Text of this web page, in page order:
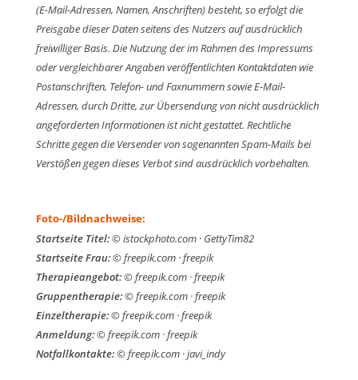
(E-Mail-Adressen, Namen, Anschriften) besteht, so erfolgt die
Preisgabe dieser Daten seitens des Nutzers auf ausdrücklich
freiwilliger Basis. Die Nutzung der im Rahmen des Impressums
oder vergleichbarer Angaben veröffentlichten Kontaktdaten wie
Postanschriften, Telefon- und Faxnummern sowie E-Mail-
Adressen, durch Dritte, zur Übersendung von nicht ausdrücklich
angeforderten Informationen ist nicht gestattet. Rechtliche
Schritte gegen die Versender von sogenannten Spam-Mails bei
Verstößen gegen dieses Verbot sind ausdrücklich vorbehalten.
Foto-/Bildnachweise:
Startseite Titel:© istockphoto.com · GettyTim82
Startseite Frau:© freepik.com · freepik
Therapieangebot:© freepik.com · freepik
Gruppentherapie:© freepik.com · freepik
Einzeltherapie:© freepik.com · freepik
Anmeldung:© freepik.com · freepik
Notfallkontakte:© freepik.com · javi_indy